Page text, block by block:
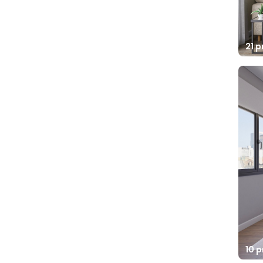
21
10